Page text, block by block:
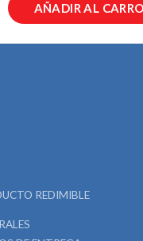
AÑADIR AL CARRO
REDIMIBLE